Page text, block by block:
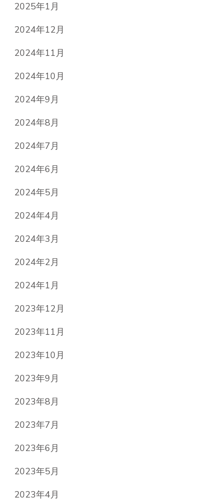
2025年1月
2024年12月
2024年11月
2024年10月
2024年9月
2024年8月
2024年7月
2024年6月
2024年5月
2024年4月
2024年3月
2024年2月
2024年1月
2023年12月
2023年11月
2023年10月
2023年9月
2023年8月
2023年7月
2023年6月
2023年5月
2023年4月